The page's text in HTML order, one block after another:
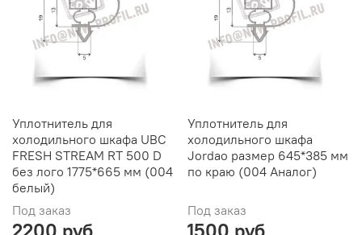
Уплотнитель для
холодильного шкафа UBC
FRESH STREAM RT 500 D
без лого 1775*665 мм (004
белый)
Под заказ
Уплотнитель для
холодильного шкафа
Jordao размер 645*385 мм
по краю (004 Аналог)
Под заказ